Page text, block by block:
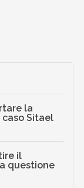
la
caso Sitael
il
questione